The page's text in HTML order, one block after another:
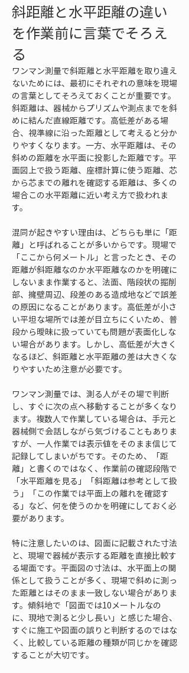
斜距離と水平距離の違い
を作業前に言葉でそろえ
る
ワンマン測量で斜距離と水平距離を取り違え
ないためには、最初にそれぞれの意味を現場
の言葉としてそろえておくことが重要です。
斜距離は、器械からプリズムや測点までを斜
めに結んだ直線距離です。高低差がある場
合、視準線に沿った距離として考えると分か
りやすくなります。一方、水平距離は、その
斜めの距離を水平面に投影した距離です。平
面図上で扱う距離、座標計算に使う距離、芯
から芯までの離れを確認する距離は、多くの
場合この水平距離に近い考え方で扱われま
す。
混同が起きやすい理由は、どちらも単に「距
離」と呼ばれることが多いからです。現場で
「ここから何メートル」と言ったとき、その
距離が斜距離なのか水平距離なのかを明確に
しないまま作業すると、法面、階段状の掘削
部、擁壁周辺、段差のある造成地などで誤差
の原因になることがあります。高低差が小さ
い平坦な場所では差が目立ちにくいため、普
段から曖昧に扱っていても問題が表面化しな
い場合があります。しかし、高低差が大きく
なるほど、斜距離と水平距離の差は大きくな
りやすいため注意が必要です。
ワンマン測量では、測る人がその場で判断
し、すぐに次の点へ移動することが多くなり
ます。複数人で作業している場合は、手元と
器械側で会話しながら気づけることもありま
すが、一人作業では表示値をそのまま信じて
記録してしまいがちです。そのため、「距
離」と書くのではなく、作業前の確認段階で
「水平距離を見る」「斜距離は参考として扱
う」「この作業では平面上の離れを確認す
る」など、何を使うのかを明確にしておく必
要があります。
特に注意したいのは、図面に記載された寸法
と、現場で器械が表示する距離を直接比較す
る場面です。平面図の寸法は、水平面上の関
係として扱うことが多く、現場で斜めに測っ
た距離とはそのまま一致しない場合がありま
す。傾斜地で「図面では10メートルなの
に、現地で測ると少し長い」と感じた場合、
すぐに施工や図面の誤りと判断するのではな
く、比較している距離の種類が同じかを確認
することが大切です。